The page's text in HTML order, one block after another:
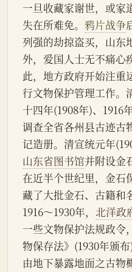
一旦收藏家谢世，或家
失在所难免。 鸦片战争
列强的劫掠盗买，山东
外，爱国人士无不痛心
此，地方政府开始注重
行文物保护管理工作。
十四年(1908年)、1916
调查全省各州县古迹古
记造册。清宣统元年
山东省图书馆并附设金
在近半个世纪里，金石
藏了大批金石、古籍和
1916～1930年， 北洋政
一些文物保护法规政令
物保存法》(1930年颁
由地下暴露地面之古物